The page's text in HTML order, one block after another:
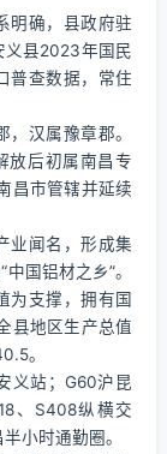
明确，县政府驻
义县2023年国民
普查数据，常住
汉属豫章郡。
放后初属南昌专
昌市管辖并延续
业闻名，形成集
国铝材之乡”。
为支撑，拥有国
县地区生产总值
。
义站；G60沪昆
、S408纵横交
小时通勤圈。